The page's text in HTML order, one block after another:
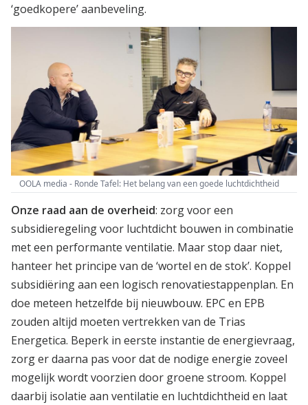
‘goedkopere’ aanbeveling.
OOLA media - Ronde Tafel: Het belang van een goede luchtdichtheid
Onze raad aan de overheid: zorg voor een
subsidieregeling voor luchtdicht bouwen in combinatie
met een performante ventilatie. Maar stop daar niet,
hanteer het principe van de ‘wortel en de stok’. Koppel
subsidiëring aan een logisch renovatiestappenplan. En
doe meteen hetzelfde bij nieuwbouw. EPC en EPB
zouden altijd moeten vertrekken van de Trias
Energetica. Beperk in eerste instantie de energievraag,
zorg er daarna pas voor dat de nodige energie zoveel
mogelijk wordt voorzien door groene stroom. Koppel
daarbij isolatie aan ventilatie en luchtdichtheid en laat